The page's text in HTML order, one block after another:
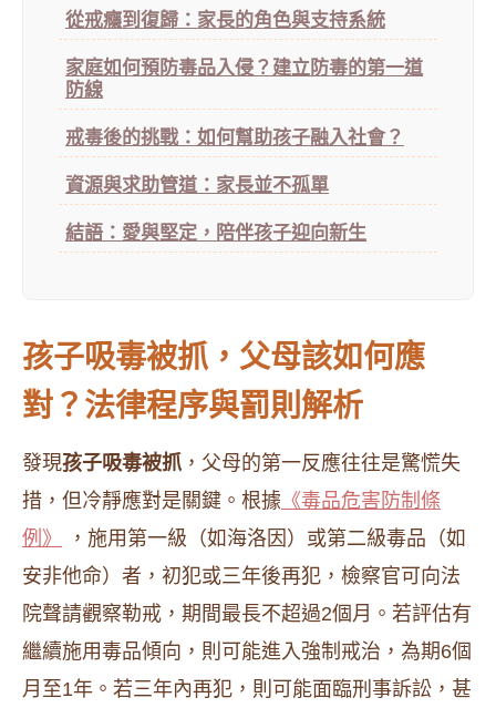
從戒癮到復歸：家長的角色與支持系統
家庭如何預防毒品入侵？建立防毒的第一道
防線
戒毒後的挑戰：如何幫助孩子融入社會？
資源與求助管道：家長並不孤單
結語：愛與堅定，陪伴孩子迎向新生
孩子吸毒被抓，父母該如何應
對？法律程序與罰則解析
發現孩子吸毒被抓 ，父母的第一反應往往是驚慌失
措，但冷靜應對是關鍵。根據 《毒品危害防制條
例》
，施用第一級（如海洛因）或第二級毒品（如
安非他命）者，初犯或三年後再犯，檢察官可向法
院聲請觀察勒戒，期間最長不超過2個月。若評估有
繼續施用毒品傾向，則可能進入強制戒治，為期6個
月至1年。若三年內再犯，則可能面臨刑事訴訟，甚